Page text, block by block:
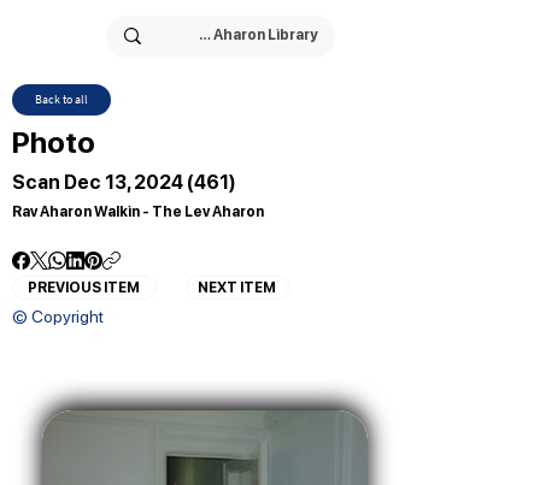
Back to all
Photo
Scan Dec 13, 2024 (461)
Rav Aharon Walkin - The Lev Aharon
PREVIOUS ITEM NEXT ITEM
© Copyright